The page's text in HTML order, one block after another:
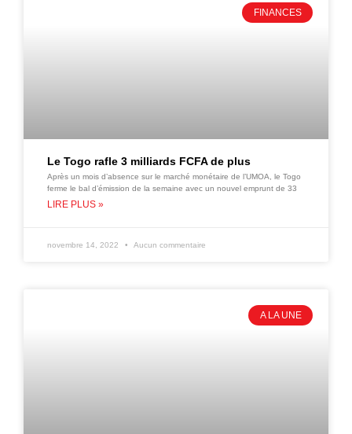
FINANCES
Le Togo rafle 3 milliards FCFA de plus
Après un mois d’absence sur le marché monétaire de l’UMOA, le Togo
ferme le bal d’émission de la semaine avec un nouvel emprunt de 33
LIRE PLUS »
novembre 14, 2022 Aucun commentaire
A LA UNE